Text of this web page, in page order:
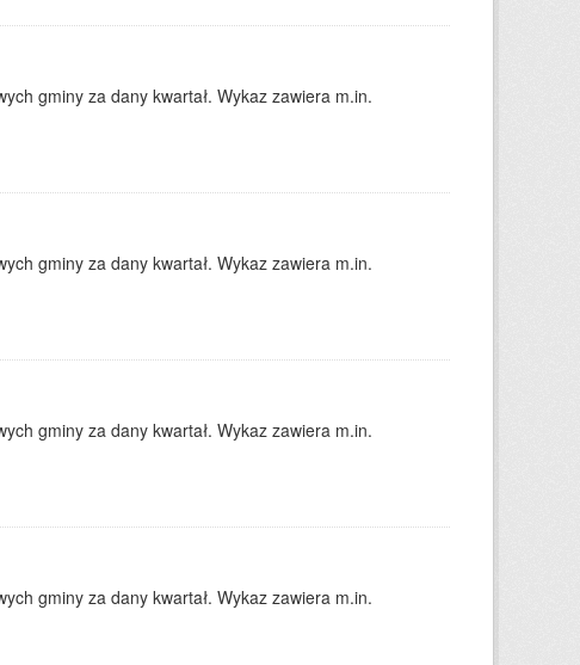
gminy za dany kwartał. Wykaz zawiera m.in.
gminy za dany kwartał. Wykaz zawiera m.in.
gminy za dany kwartał. Wykaz zawiera m.in.
gminy za dany kwartał. Wykaz zawiera m.in.